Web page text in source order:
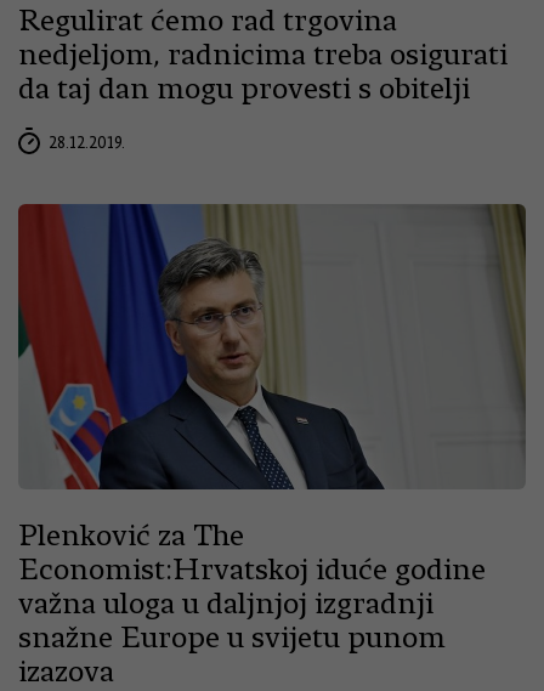
Regulirat ćemo rad trgovina
nedjeljom, radnicima treba osigurati
da taj dan mogu provesti s obitelji
28.12.2019.
Plenković za The
Economist:Hrvatskoj iduće godine
važna uloga u daljnjoj izgradnji
snažne Europe u svijetu punom
izazova